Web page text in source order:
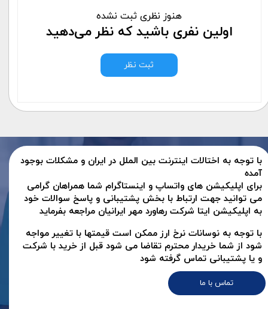
هنوز نظری ثبت نشده
اولین نفری باشید که نظر می‌دهید
ثبت نظر
تماس با ما
با توجه به اختالات اینترنت بین الملل در ایران و مشکلات بوجود
آمده
برای اپلیکیشن های واتساپ و اینستاگرام شما همراهان گرامی
می توانید جهت ارتباط با بخش پشتیبانی و پاسخ سوالات خود
به اپلیکیشن ایتا شرکت رهاورد مهر ایرانیان مراجعه بفرماید
با توجه به نوسانات نرخ ارز ممکن است قیمتها با تغییر مواجه
شود از شما خریدار محترم تقاضا می شود قبل از خرید با شرکت
و یا پشتیبانی تماس گرفته شود